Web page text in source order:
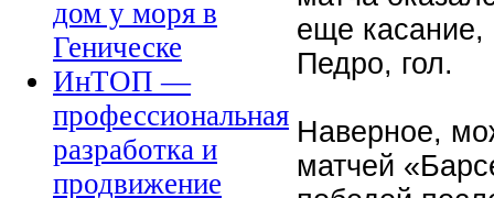
дом у моря в
Геническе
ИнТОП —
профессиональная
разработка и
продвижение
еще касание,
Педро, гол.
Наверное,
матчей